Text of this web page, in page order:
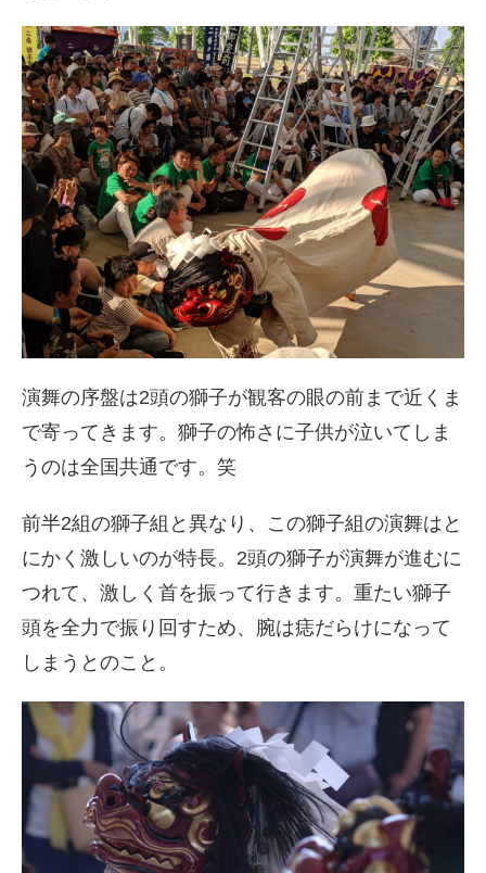
演舞の序盤は2頭の獅子が観客の眼の前まで近くま
で寄ってきます。獅子の怖さに子供が泣いてしま
うのは全国共通です。笑
前半2組の獅子組と異なり、この獅子組の演舞はと
にかく激しいのが特長。2頭の獅子が演舞が進むに
つれて、激しく首を振って行きます。重たい獅子
頭を全力で振り回すため、腕は痣だらけになって
しまうとのこと。